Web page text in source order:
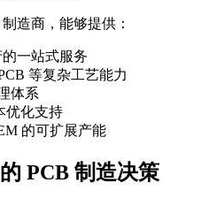
造商，能够提供：
一站式服务
等复杂工艺能力
体系
优化支持
的可扩展产能
PCB 制造决策